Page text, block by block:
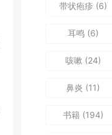
带状疱疹 (6)
耳鸣(6)
咳嗽 (24)
鼻炎 (11)
书籍(194)